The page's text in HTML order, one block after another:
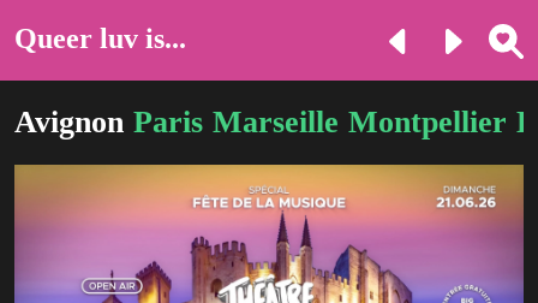
Queer luv is...
Avignon Paris Marseille Montpellier